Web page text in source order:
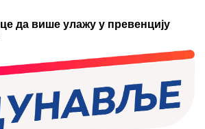
od oca, a šta od majke? Sve što